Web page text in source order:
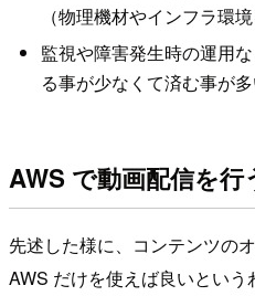
（物理機材やインフラ環境
監視や障害発生時の運用
る事が少なくて済む事が
AWS で動画配信を行
先述した様に、コンテンツの
AWS だけを使えば良いという